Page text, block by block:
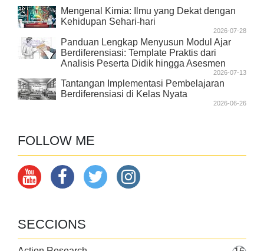
Mengenal Kimia: Ilmu yang Dekat dengan
Kehidupan Sehari-hari
2026-07-28
Panduan Lengkap Menyusun Modul Ajar
Berdiferensiasi: Template Praktis dari
Analisis Peserta Didik hingga Asesmen
2026-07-13
Tantangan Implementasi Pembelajaran
Berdiferensiasi di Kelas Nyata
2026-06-26
FOLLOW ME
SECCIONS